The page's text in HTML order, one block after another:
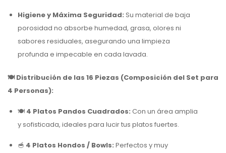
Higiene y Máxima Seguridad: Su material de baja
porosidad no absorbe humedad, grasa, olores ni
sabores residuales, asegurando una limpieza
profunda e impecable en cada lavada.
🍽️ Distribución de las 16 Piezas (Composición del Set para
4 Personas):
🍽️ 4 Platos Pandos Cuadrados: Con un área amplia
y sofisticada, ideales para lucir tus platos fuertes.
🥣 4 Platos Hondos / Bowls: Perfectos y muy